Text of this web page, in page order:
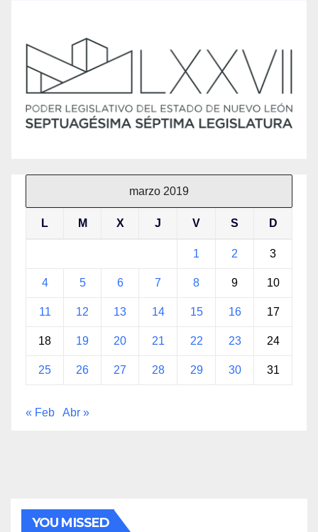
marzo 2019
L M X J V S D
1 2 3
4 5 6 7 8 9 10
11 12 13 14 15 16 17
18 19 20 21 22 23 24
25 26 27 28 29 30 31
« Feb Abr »
YOU MISSED